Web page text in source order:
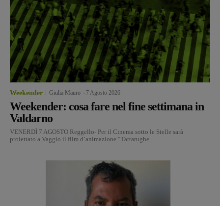
Weekender Giulia Mauro 7 Agosto 2026
Weekender: cosa fare nel fine settimana in
Valdarno
VENERDÌ 7 AGOSTO Reggello- Per il Cinema sotto le Stelle sarà
proiettato a Vaggio il film d’animazione “Tartarughe...